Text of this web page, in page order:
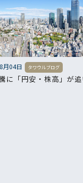
月04日 タワウルブログ
に「円安・株高」が